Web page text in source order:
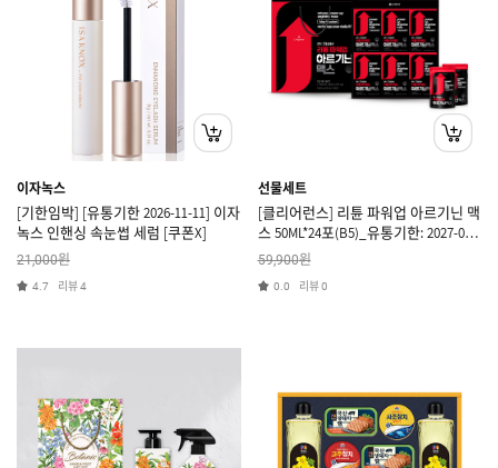
이자녹스
[기한임박] [유통기한 2026-11-11] 이자
녹스 인핸싱 속눈썹 세럼 [쿠폰X]
21,000원
4.7 리뷰4
선물세트
[클리어런스] 리튠 파워업 아르기닌 맥
스 50ML*24포(B5)_유통기한: 2027-06-
01
59,900원
0.0 리뷰0